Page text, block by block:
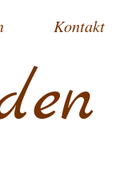
Kontakt